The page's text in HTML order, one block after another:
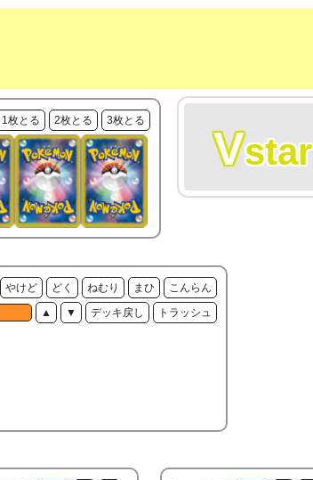
1枚とる 2枚とる 3枚とる
Vstar
やけど どく ねむり まひ
こんらん
▲
▼ デッキ戻し トラッシュ